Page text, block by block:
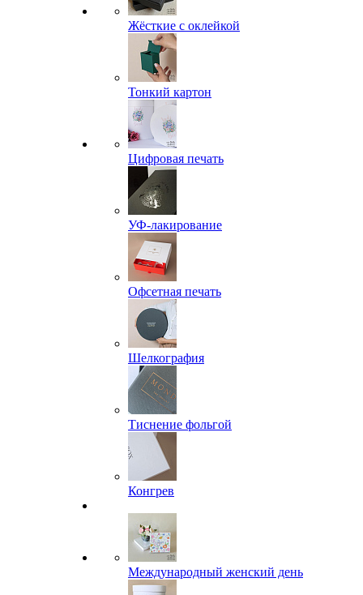
Жёсткие с оклейкой
Тонкий картон
Цифровая печать
УФ-лакирование
Офсетная печать
Шелкография
Тиснение фольгой
Конгрев
Международный женский день